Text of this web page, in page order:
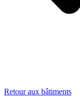
Retour aux bâtiments